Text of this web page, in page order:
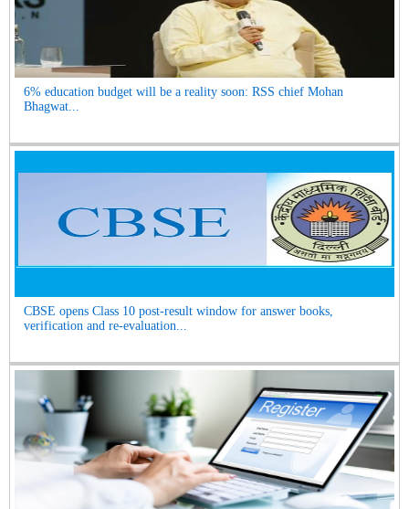
6% education budget will be a reality soon: RSS chief Mohan
Bhagwat...
CBSE opens Class 10 post-result window for answer books,
verification and re-evaluation...